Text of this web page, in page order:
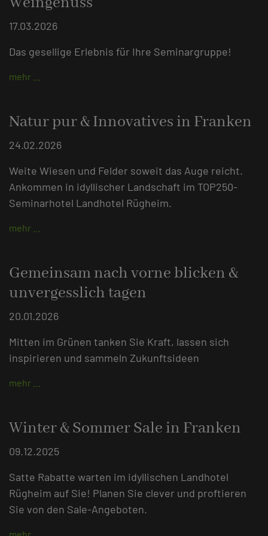
17.03.2026
Das gesellige Erlebnis für Ihre Seminargruppe!
mehr …
Natur pur & Innovatives in Franken
24.02.2026
Weite Wiesen und Felder soweit das Auge reicht.
Ankommen in idyllischer Landschaft im TOP250-
Seminarhotel Landhotel Rügheim.
mehr …
Gemeinsam nach vorne blicken &
unvergesslich tagen
20.01.2026
Mitten im Grünen tanken Sie Kraft, lassen sich
inspirieren und sammeln Zukunftsideen
mehr …
Winter & Sommer Sale in Franken
09.12.2025
Satte Rabatte warten im idyllischen Landhotel
Rügheim auf Sie! Planen Sie clever und proftieren
Sie von den Sale-Angeboten.
mehr …